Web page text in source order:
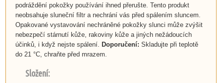
podráždění pokožky používání ihned přerušte. Tento produkt
neobsahuje sluneční filtr a nechrání vás před spálením sluncem.
Opakované vystavování nechráněné pokožky slunci může zvýšit
nebezpečí stárnutí kůže, rakoviny kůže a jiných nežádoucích
účinků, i když nejste spálení.
Doporučení: Skladujte při teplotě
do 21 °C, chraňte před mrazem.
Složení: